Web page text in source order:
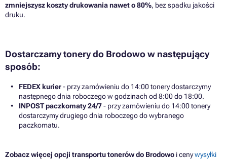
zmniejszysz koszty drukowania nawet o 80%, bez spadku jakości
druku.
Dostarczamy tonery do Brodowo w następujący
sposób:
FEDEX kurier- przy zamówieniu do 14:00 tonery dostarczymy
następnego dnia roboczego w godzinach od 8:00 do 18:00.
INPOST paczkomaty 24/7- przy zamówieniu do 14:00 tonery
dostarczymy drugiego dnia roboczego do wybranego
paczkomatu.
Zobacz więcej opcji transportu tonerów do Brodowo i cenywysyłki